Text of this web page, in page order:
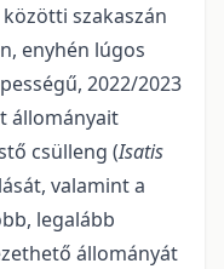
szakaszán
enyhén lúgos
2022/2023
állományait
csülleng (Isa­tis
valamint a
legalább
állományát